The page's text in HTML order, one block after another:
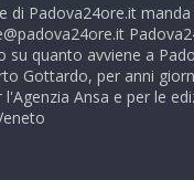
di Padova24ore.it
quanto avviene a
Gottardo, per anni
Ansa e per le